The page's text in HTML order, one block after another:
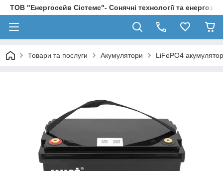
ТОВ "Енергосейв Сістемс"- Сонячні технології та
Товари та послуги Акумулятори LiFePO4